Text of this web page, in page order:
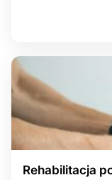
Rehabilitacja